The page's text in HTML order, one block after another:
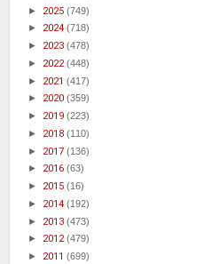
► 2025 (749)
► 2024 (718)
► 2023 (478)
► 2022(448)
► 2021 (417)
► 2020 (359)
► 2019 (223)
► 2018 (110)
► 2017 (136)
► 2016 (63)
► 2015 (16)
► 2014 (192)
► 2013 (473)
► 2012(479)
► 2011 (699)